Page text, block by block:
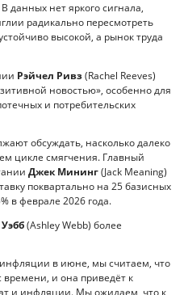
данных нет яркого сигнала,
радикально пересмотреть
высокой, а рынок труда
Рэйчел Ривз (Rachel Reeves)
новостью», особенно для
и потребительских
обсуждать, насколько далеко
цикле смягчения. Главный
Джек Мининг(Jack Meaning)
поквартально на 25 базисных
в феврале 2026 года.
(Ashley Webb) более
в июне, мы считаем, что
времени, и она приведёт к
и инфляции. Мы ожидаем, что к